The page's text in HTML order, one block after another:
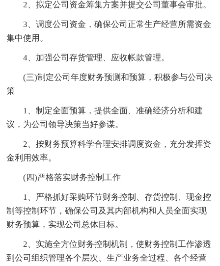
2、拟定公司资金筹集方案并提交公司董事会审批。
3、调度公司资金，确保公司正常生产经营所需资金
集中使用。
4、加强公司存货管理、应收帐款管理。
(三)制定公司年度财务预测和预算，积极参与公司决
策
1、制定全面预算，提供全面、准确经济分析和建
议，为公司领导决策当好参谋。
2、按财务预算科学合理安排调度资金，充分发挥资
金利用效率。
(四)严格落实财务控制工作
1、严格抓好采购环节财务控制、存货控制、现金控
制等控制环节，确保公司及其内部机构和人员全面实现
财务预算，实现公司总体目标。
2、实施全方位财务控制机制，使财务控制工作渗透
到公司组织管理各个层次、生产业务全过程、各个经营